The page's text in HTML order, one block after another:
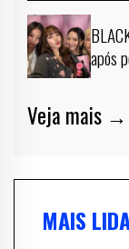
após
Veja mais →
MAIS